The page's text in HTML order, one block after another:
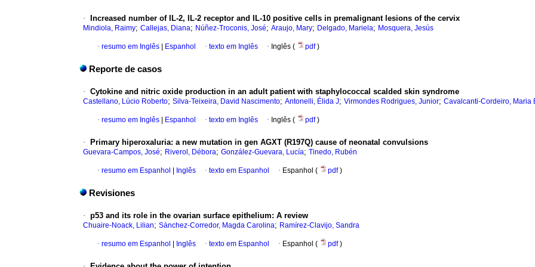
· Increased number of IL-2, IL-2 receptor and IL-10 positive cells in premalignant lesions of the cervix
Mindiola, Raimy; Callejas, Diana; Núñez-Troconis, José; Araujo, Mary; Delgado, Mariela; Mosquera, Jesús
· resumo em Inglês Espanhol · texto em Inglês · Inglês ( pdf)
Reporte de casos
· Cytokine and nitric oxide production in an adult patient with staphylococcal scalded skin syndrome
Castellano, Lúcio Roberto; Silva-Teixeira, David Nascimento; Antonelli, Élida J; Virmondes Rodrigues, Junior; Cavalcanti-Cordeiro, Maria
· resumo em Inglês Espanhol · texto em Inglês · Inglês ( pdf)
· Primary hiperoxaluria: a new mutation in gen AGXT (R197Q) cause of neonatal convulsions
Guevara-Campos, José; Riverol, Débora; González-Guevara, Lucía; Tinedo, Rubén
· resumo em Espanhol Inglês · texto em Espanhol · Espanhol ( pdf)
Revisiones
· p53 and its role in the ovarian surface epithelium: A review
Chuaire-Noack, Lilian; Sánchez-Corredor, Magda Carolina; Ramírez-Clavijo, Sandra
· resumo em Espanhol Inglês · texto em Espanhol · Espanhol ( pdf)